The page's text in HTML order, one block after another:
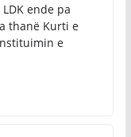
LDK ende pa
thanë Kurti e
e